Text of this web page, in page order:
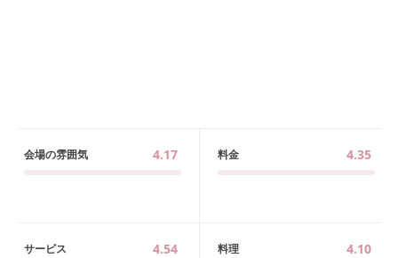
会場の雰囲気 4.17 料金 4.35
サービス 4.54 料理 4.10